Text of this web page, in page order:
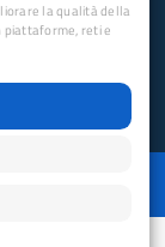
YEC
la qualità della
piattaforme, reti e